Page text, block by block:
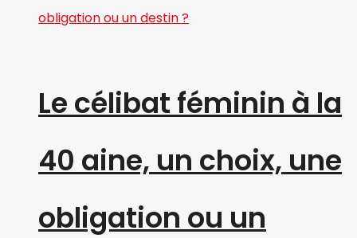
Le célibat féminin à la
40 aine, un choix, une
obligation ou un